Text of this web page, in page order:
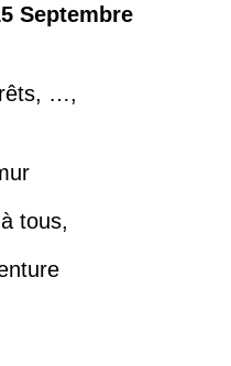
Septembre
…,
tous,